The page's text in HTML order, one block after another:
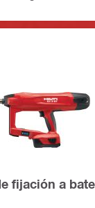
fijación a